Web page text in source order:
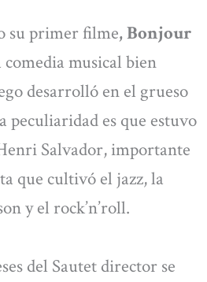
su primer filme, Bonjour
comedia musical bien
desarrolló en el grueso
peculiaridad es que estuvo
Salvador, importante
que cultivó el jazz, la
y el rock’n’roll.
del Sautet director se